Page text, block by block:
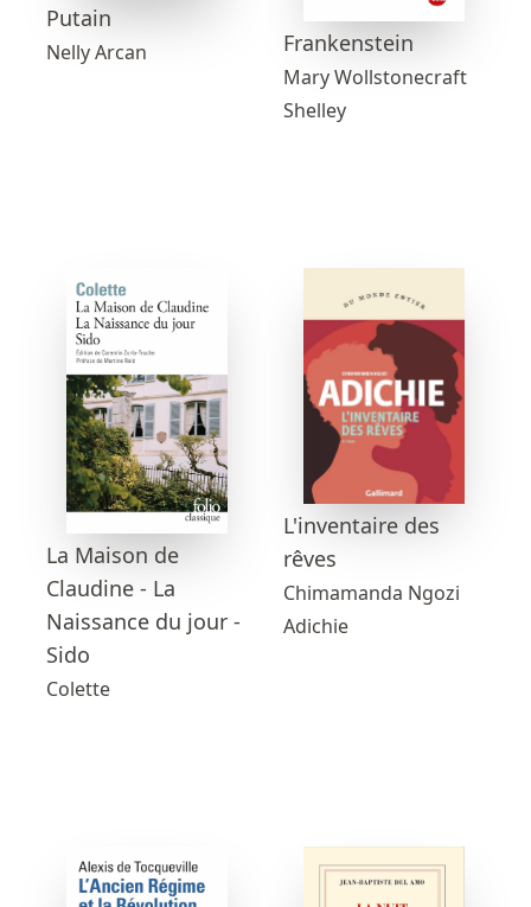
Putain
Nelly Arcan Frankenstein
Mary Wollstonecraft
Shelley
La Maison de
Claudine - La
Naissance du jour -
Sido
Colette
L'inventaire des
rêves
Chimamanda Ngozi
Adichie